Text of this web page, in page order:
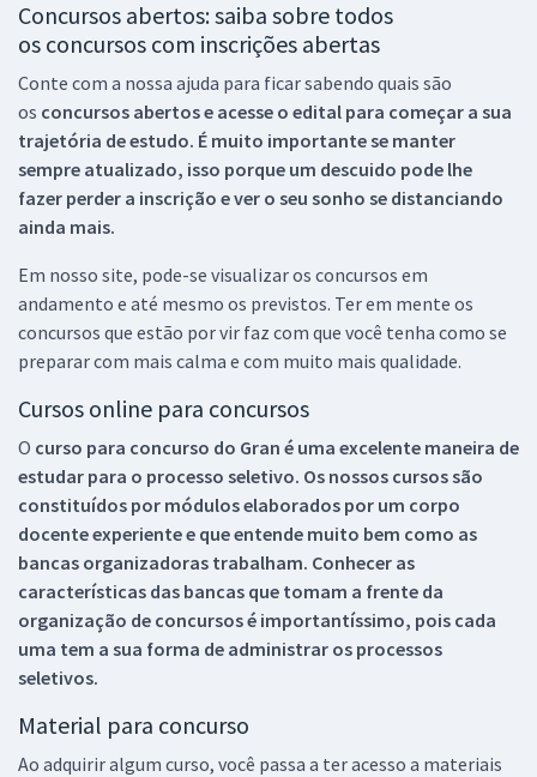
Concursos abertos: saiba sobre todos
os concursos com inscrições abertas
Conte com a nossa ajuda para ficar sabendo quais são
os concursos abertos e acesse o edital para começar a sua
trajetória de estudo. É muito importante se manter
sempre atualizado, isso porque um descuido pode lhe
fazer perder a inscrição e ver o seu sonho se distanciando
ainda mais.
Em nosso site, pode-se visualizar os concursos em
andamento e até mesmo os previstos. Ter em mente os
concursos que estão por vir faz com que você tenha como se
preparar com mais calma e com muito mais qualidade.
Cursos online para concursos
O curso para concurso do Gran é uma excelente maneira de
estudar para o processo seletivo. Os nossos cursos são
constituídos por módulos elaborados por um corpo
docente experiente e que entende muito bem como as
bancas organizadoras trabalham. Conhecer as
características das bancas que tomam a frente da
organização de concursos é importantíssimo, pois cada
uma tem a sua forma de administrar os processos
seletivos.
Material para concurso
Ao adquirir algum curso, você passa a ter acesso a materiais